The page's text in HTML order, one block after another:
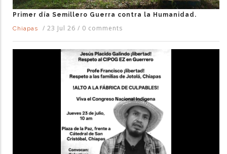
Primer día Semillero Guerra contra la Humanidad.
Chiapas
/ 23 Jul 26 / 0 comments